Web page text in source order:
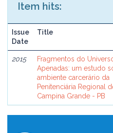
Item hits:
Issue
Date
Title
2015
Fragmentos do
Apenadas: um estudo
ambiente carcerário da
Penitenciária Regional
Campina Grande - PB